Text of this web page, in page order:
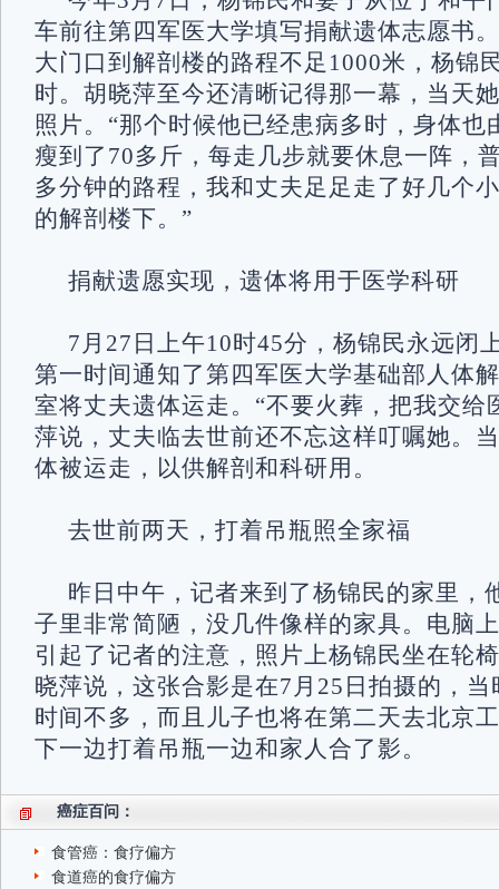
车前往第四军医大学填写捐献遗体志愿书
大门口到解剖楼的路程不足1000米，杨锦
时。胡晓萍至今还清晰记得那一幕，当天
照片。“那个时候他已经患病多时，身体也
瘦到了70多斤，每走几步就要休息一阵，
多分钟的路程，我和丈夫足足走了好几个
的解剖楼下。”
捐献遗愿实现，遗体将用于医学科研
7月27日上午10时45分，杨锦民永远闭
第一时间通知了第四军医大学基础部人体
室将丈夫遗体运走。“不要火葬，把我交给
萍说，丈夫临去世前还不忘这样叮嘱她。
体被运走，以供解剖和科研用。
去世前两天，打着吊瓶照全家福
昨日中午，记者来到了杨锦民的家里，
子里非常简陋，没几件像样的家具。电脑
引起了记者的注意，照片上杨锦民坐在轮
晓萍说，这张合影是在7月25日拍摄的，
时间不多，而且儿子也将在第二天去北京
下一边打着吊瓶一边和家人合了影。
癌症百问：
食管癌：食疗偏方
食道癌的食疗偏方